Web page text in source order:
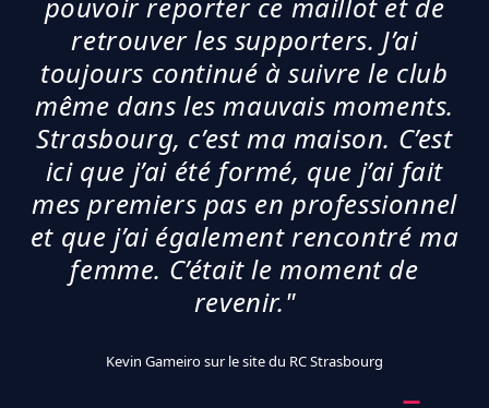
retrouver les supporters. J’ai
toujours continué à suivre le club
même dans les mauvais moments.
Strasbourg, c’est ma maison. C’est
ici que j’ai été formé, que j’ai fait
mes premiers pas en professionnel
et que j’ai également rencontré ma
femme. C’était le moment de
revenir."
Kevin Gameiro sur le site du RC Strasbourg